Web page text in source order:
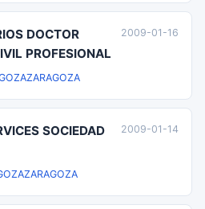
DOCTOR
PROFESIONAL
ZARAGOZA
2009-01-16
SOCIEDAD
ZARAGOZA
2009-01-14